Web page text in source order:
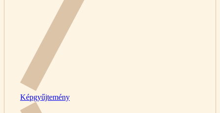
Képgyűjtemény